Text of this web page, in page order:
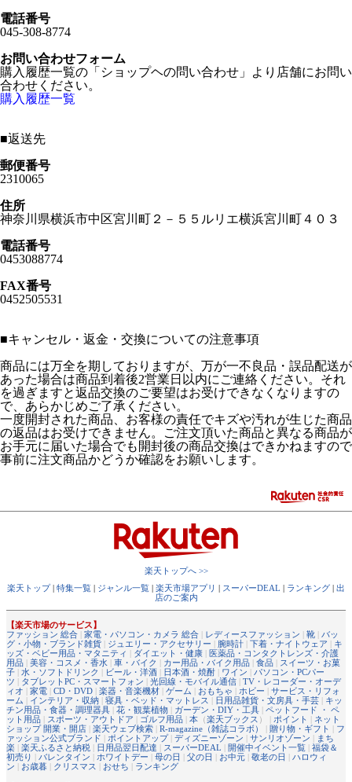
電話番号
045-308-8774
お問い合わせフォーム
購入履歴一覧の「ショップヘの問い合わせ」より店舗にお問い
合わせください。
購入履歴一覧
■返送先
郵便番号
2310065
住所
神奈川県横浜市中区宮川町２－５５ルリエ横浜宮川町４０３
電話番号
0453088774
FAX番号
0452505531
■キャンセル・返金・交換についての注意事項
商品には万全を期しておりますが、万が一不良品・誤品配送が
あった場合は商品到着後2営業日以内にご連絡ください。それ
を過ぎますと返品交換のご要望はお受けできなくなりますの
で、あらかじめご了承ください。
一度開封された商品、お客様の責任でキズや汚れが生じた商品
の返品はお受けできません。ご注文頂いた商品と異なる商品が
お手元に届いた場合でも開封後の商品交換はできかねますので
事前に注文商品かどうか確認をお願いします。
楽天トップへ >>
楽天トップ| 特集一覧 | ジャンル一覧 | 楽天市場アプリ | スーパーDEAL | ランキング | 出
店のご案内
【楽天市場のサービス】
ファッション 総合 | 家電・パソコン・カメラ 総合 | レディースファッション | 靴 | バッ
グ・小物・ブランド雑貨 | ジュエリー・アクセサリー | 腕時計 | 下着・ナイトウェア | キ
ッズ・ベビー用品・マタニティ | ダイエット・健康 | 医薬品・コンタクトレンズ・介護
用品 | 美容・コスメ・香水 | 車・バイク | カー用品・バイク用品 | 食品 | スイーツ・お菓
子 | 水・ソフトドリンク | ビール・洋酒 | 日本酒・焼酎 | ワイン | パソコン・PCパー
ツ | タブレットPC・スマートフォン | 光回線・モバイル通信 | TV・レコーダー・オーデ
ィオ | 家電 | CD・DVD | 楽器・音楽機材 | ゲーム | おもちゃ | ホビー | サービス・リフォ
ーム | インテリア・収納 | 寝具・ベッド・マットレス | 日用品雑貨・文房具・手芸 | キッ
チン用品・食器・調理器具 | 花・観葉植物 | ガーデン・DIY・工具 | ペットフード ・ ペ
ット用品 | スポーツ・アウトドア | ゴルフ用品 | 本 （楽天ブックス ） | ポイント | ネット
ショップ 開業・開店 | 楽天ウェブ検索 | R-magazine（雑誌コラボ） | 贈り物・ギフト | フ
ァッション公式ブランド | ポイントアップ| ディズニーゾーン | サンリオゾーン | まち
楽 | 楽天ふるさと納税 | 日用品翌日配達 | スーパーDEAL | 開催中イベント一覧 | 福袋＆
初売り | バレンタイン | ホワイトデー | 母の日 | 父の日 | お中元 | 敬老の日 | ハロウィ
ン | お歳暮 | クリスマス | おせち | ランキング